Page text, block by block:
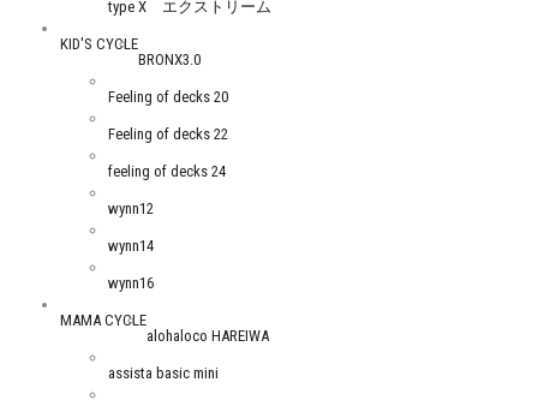
type X エクストリーム
KID'S CYCLE
BRONX3.0
Feeling of decks 20
Feeling of decks 22
feeling of decks 24
wynn12
wynn14
wynn16
MAMA CYCLE
alohaloco HAREIWA
assista basic mini